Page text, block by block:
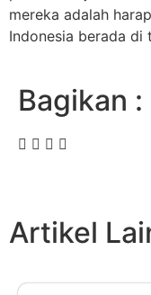
mereka adalah
Indonesia berada di
Bagikan :
Artikel